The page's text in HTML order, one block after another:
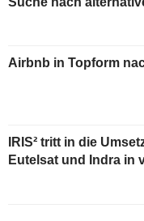
Airbnb in Topform
IRIS² tritt in die
Eutelsat und Indra in